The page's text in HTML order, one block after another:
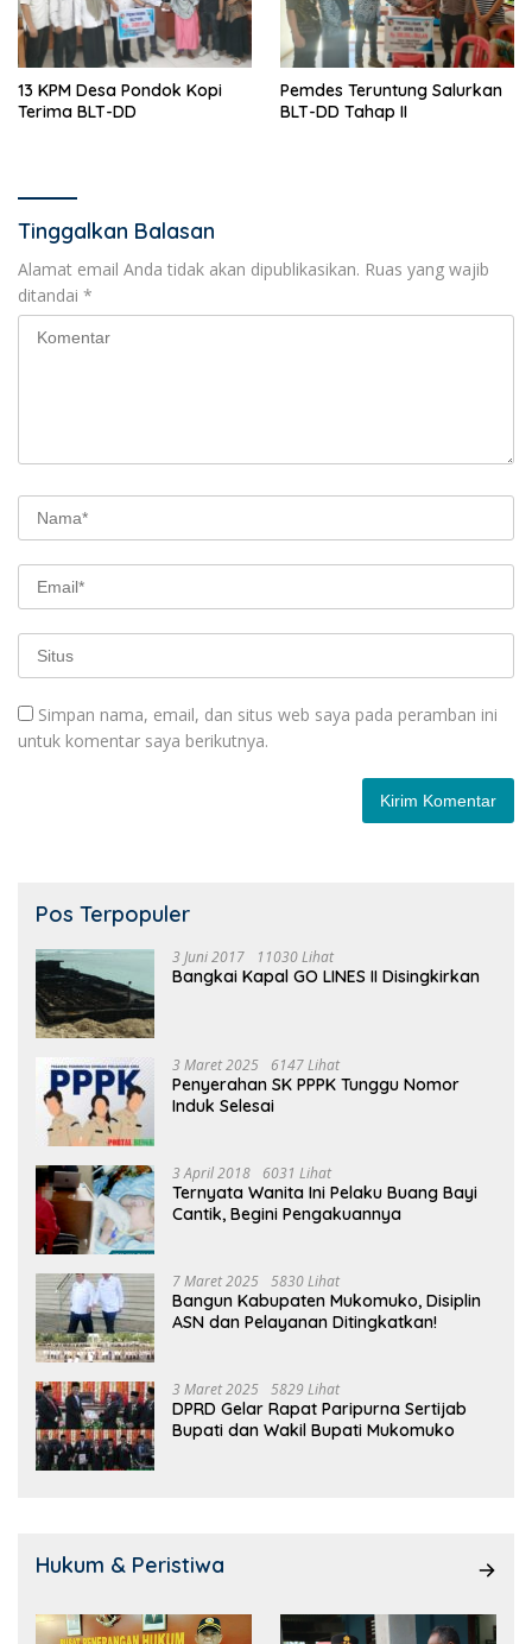
13 KPM Desa Pondok Kopi
Terima BLT-DD
Pemdes Teruntung Salurkan
BLT-DD Tahap II
Tinggalkan Balasan
Alamat email Anda tidak akan dipublikasikan. Ruas yang wajib
ditandai *
Simpan nama, email, dan situs web saya pada peramban ini
untuk komentar saya berikutnya.
Pos Terpopuler
3 Juni 2017 11030 Lihat
Bangkai Kapal GO LINES II Disingkirkan
3 Maret 2025 6147 Lihat
Penyerahan SK PPPK Tunggu Nomor
Induk Selesai
3 April 2018 6031 Lihat
Ternyata Wanita Ini Pelaku Buang Bayi
Cantik, Begini Pengakuannya
7 Maret 2025 5830 Lihat
Bangun Kabupaten Mukomuko, Disiplin
ASN dan Pelayanan Ditingkatkan!
3 Maret 2025 5829 Lihat
DPRD Gelar Rapat Paripurna Sertijab
Bupati dan Wakil Bupati Mukomuko
Hukum & Peristiwa